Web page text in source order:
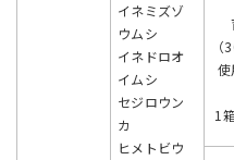
イネミズゾ
ウムシ
イネドロオ
イムシ
セジロウン
カ
ヒメトビウ
使
1